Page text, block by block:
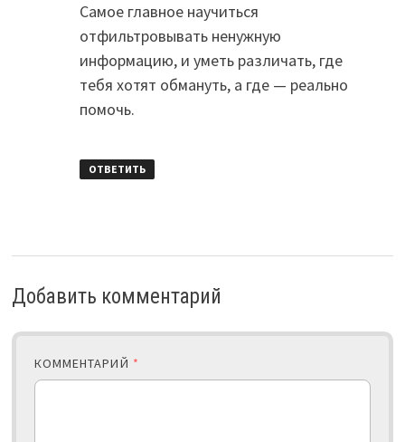
Самое главное научиться
отфильтровывать ненужную
информацию, и уметь различать, где
тебя хотят обмануть, а где — реально
помочь.
ОТВЕТИТЬ
Добавить комментарий
КОММЕНТАРИЙ *